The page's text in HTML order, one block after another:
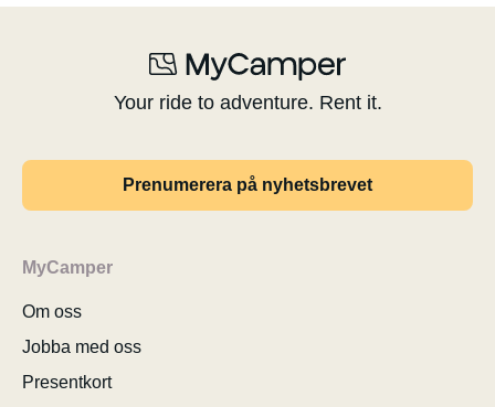
Your ride to adventure. Rent it.
Prenumerera på nyhetsbrevet
MyCamper
Om oss
Jobba med oss
Presentkort